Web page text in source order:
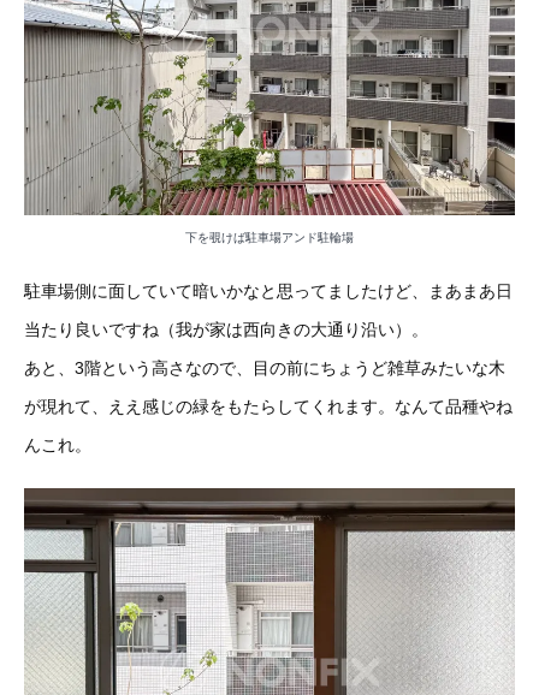
下を覗けば駐車場アンド駐輪場
駐車場側に面していて暗いかなと思ってましたけど、まあまあ日
当たり良いですね（我が家は西向きの大通り沿い）。
あと、3階という高さなので、目の前にちょうど雑草みたいな木
が現れて、ええ感じの緑をもたらしてくれます。なんて品種やね
んこれ。